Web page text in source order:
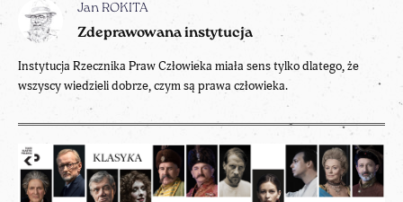
Jan ROKITA
Zdeprawowana instytucja
Instytucja Rzecznika Praw Człowieka miała sens tylko dlatego, że
wszyscy wiedzieli dobrze, czym są prawa człowieka.